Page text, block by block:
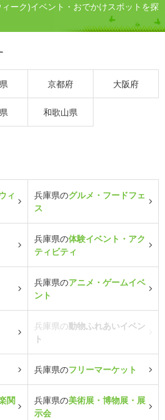
ーク)イベント・おでかけスポットを探
京都府 大阪府
和歌山県
ィ
兵庫県のグルメ・フードフェ
ス
兵庫県の体験イベント・アク
ティビティ
兵庫県のアニメ・ゲームイベ
ント
兵庫県の動物ふれあいイベン
ト
兵庫県のフリーマーケット
関
兵庫県の美術展・博物展・展
示会